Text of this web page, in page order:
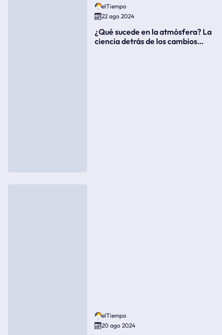
elTiempo
22 ago 2024
¿Qué sucede en la atmósfera? La
ciencia detrás de los cambios
elTiempo
20 ago 2024